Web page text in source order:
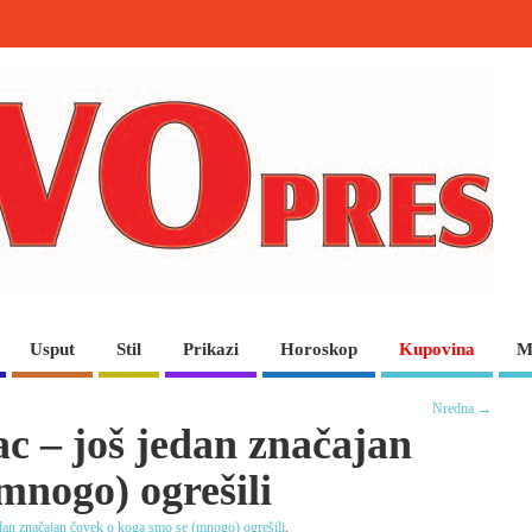
Usput Stil Prikazi Horoskop Kupovina
Nredna →
– još jedan značajan
ogrešili
značajan čovek o koga smo se (mnogo) ogrešili.